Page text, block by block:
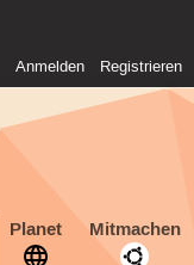
Anmelden Registrieren
Planet Mitmachen